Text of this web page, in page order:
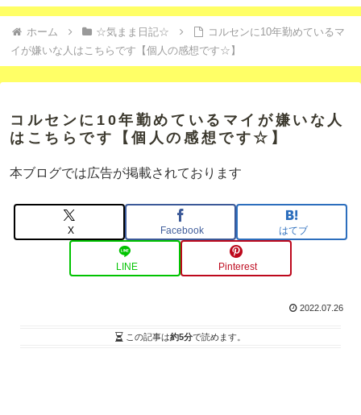
ホーム ☆気まま日記☆
コルセンに10年勤めているマ
イが嫌いな人はこちらです【個人の感想です☆】
コルセンに10年勤めているマイが嫌いな人
はこちらです【個人の感想です☆】
本ブログでは広告が掲載されております
X Facebook はてブ
LINE Pinterest
2022.07.26
この記事は約5分で読めます。